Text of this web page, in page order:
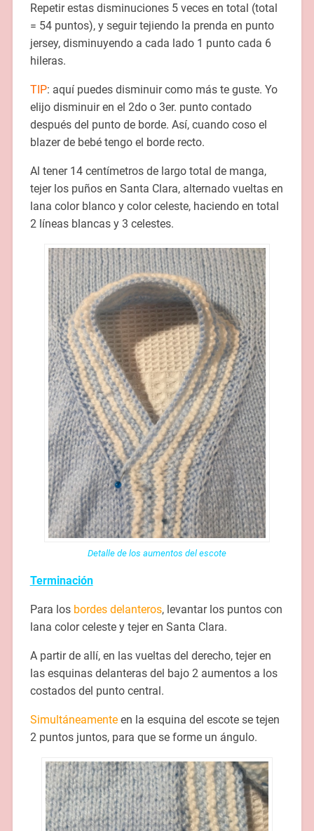
Repetir estas disminuciones 5 veces en total (total
= 54 puntos), y seguir tejiendo la prenda en punto
jersey, disminuyendo a cada lado 1 punto cada 6
hileras.
TIP: aquí puedes disminuir como más te guste. Yo
elijo disminuir en el 2do o 3er. punto contado
después del punto de borde. Así, cuando coso el
blazer de bebé tengo el borde recto.
Al tener 14 centímetros de largo total de manga,
tejer los puños en Santa Clara, alternado vueltas en
lana color blanco y color celeste, haciendo en total
2 líneas blancas y 3 celestes.
Detalle de los aumentos del escote
Terminación
Para los bordes delanteros, levantar los puntos con
lana color celeste y tejer en Santa Clara.
A partir de allí, en las vueltas del derecho, tejer en
las esquinas delanteras del bajo 2 aumentos a los
costados del punto central.
Simultáneamenteen la esquina del escote se tejen
2 puntos juntos, para que se forme un ángulo.